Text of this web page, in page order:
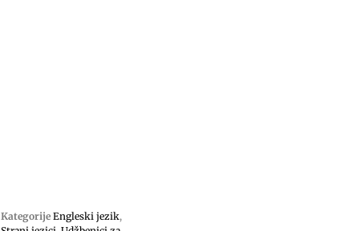
Kategorije Engleski jezik,